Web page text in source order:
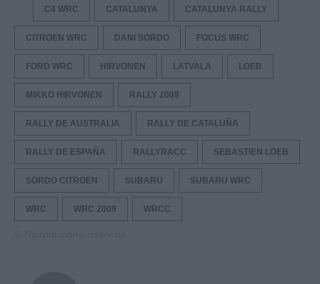
C4 WRC CATALUNYA CATALUNYA RALLY
CITROEN WRC DANI SORDO FOCUS WRC
FORD WRC HIRVONEN LATVALA LOEB
MIKKO HIRVONEN RALLY 2009
RALLY DE AUSTRALIA RALLY DE CATALUÑA
RALLY DE ESPAÑA RALLYRACC SEBASTIEN LOEB
SORDO CITROËN SUBARU SUBARU WRC
WRC WRC 2009 WRCC